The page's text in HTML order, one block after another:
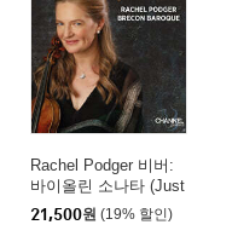
Rachel Podger 비버:
바이올린 소나타 (Just
Biber)
21,500원 (19% 할인)